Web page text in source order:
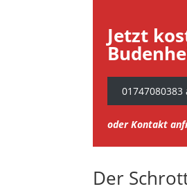
Jetzt
oder Kontakt
Der